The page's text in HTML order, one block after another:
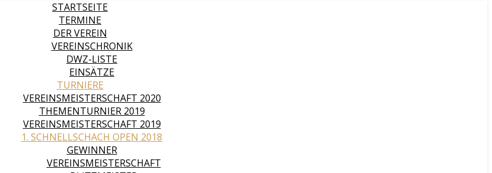
STARTSEITE
TERMINE
DER VEREIN
VEREINSCHRONIK
DWZ-LISTE
EINSÄTZE
TURNIERE
VEREINSMEISTERSCHAFT 2020
THEMENTURNIER 2019
VEREINSMEISTERSCHAFT 2019
1. SCHNELLSCHACH OPEN 2018
GEWINNER
VEREINSMEISTERSCHAFT